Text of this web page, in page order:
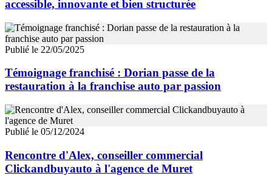
accessible, innovante et bien structurée
Publié le 22/05/2025
Témoignage franchisé : Dorian passe de la
restauration à la franchise auto par passion
Publié le 05/12/2024
Rencontre d'Alex, conseiller commercial
Clickandbuyauto à l'agence de Muret